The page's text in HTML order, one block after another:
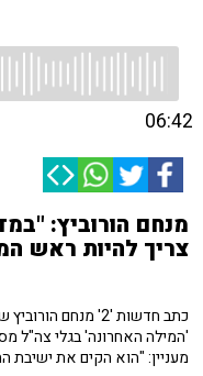
06:42
מנחם הורוביץ:
צריך להיות ראש
כתב חדשות '2' מנחם
'המילה האחרונה' בגלי צה"ל
מעניין: "הוא הקים את ישיבת